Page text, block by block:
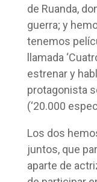
de Ruanda,
guerra; y
tenemos
llamada
estrenar y
protagonista
(‘20.000
Los dos
juntos, que
aparte de